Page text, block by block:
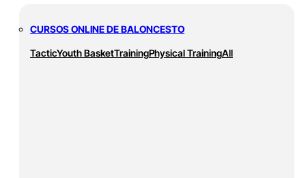
CURSOS ONLINE DE BALONCESTO
TacticYouth BasketTrainingPhysical TrainingAll